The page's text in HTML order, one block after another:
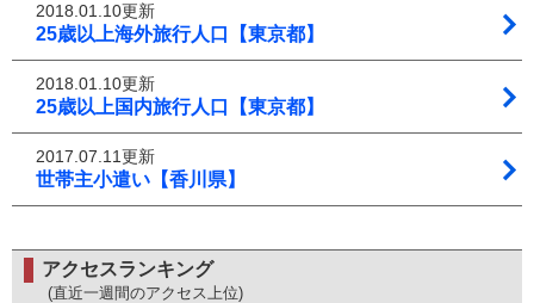
2018.01.10更新
25歳以上海外旅行人口【東京都】
2018.01.10更新
25歳以上国内旅行人口【東京都】
2017.07.11更新
世帯主小遣い【香川県】
アクセスランキング
(直近一週間のアクセス上位)